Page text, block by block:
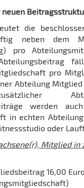
neuen
die
neben dem
pro
pro
Abteilung
werden
in echten
oder
Mitglied in
16,00